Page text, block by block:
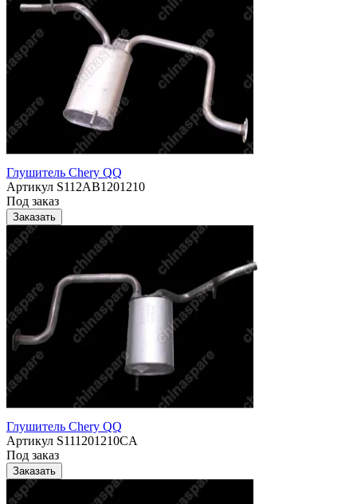
Глушитель Chery QQ
Артикул S112AB1201210
Под заказ
Заказать
Глушитель Chery QQ
Артикул S111201210CA
Под заказ
Заказать